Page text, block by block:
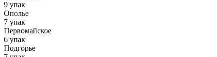
9 упак
Ополье
7 упак
Первомайское
6 упак
Подгорье